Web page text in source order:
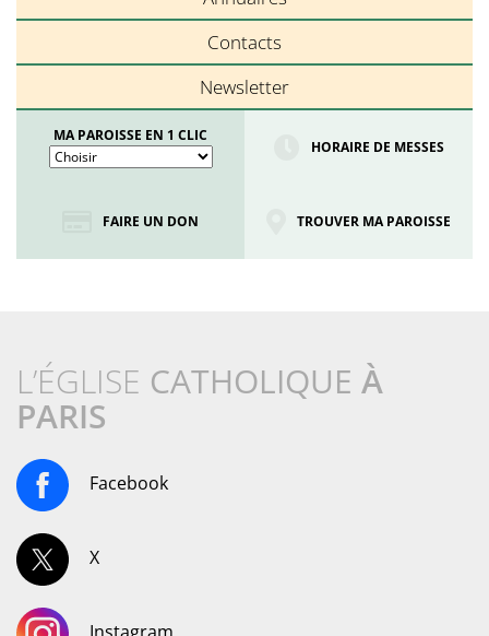
Contacts
Newsletter
MA PAROISSE EN 1 CLIC
HORAIRE DE MESSES
FAIRE UN DON TROUVER MA PAROISSE
L’ÉGLISE CATHOLIQUE À
PARIS
Facebook
X